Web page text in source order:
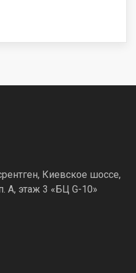
Киевское шоссе,
А, этаж 3 «БЦ G-10»